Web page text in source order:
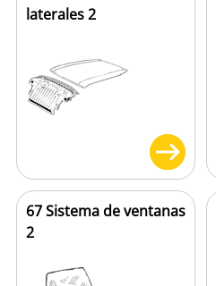
laterales 2
67 Sistema de ventanas
2